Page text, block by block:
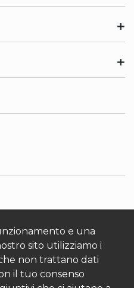
e una
sito utilizziamo i
non trattano dati
il tuo consenso
+
+
Cookies